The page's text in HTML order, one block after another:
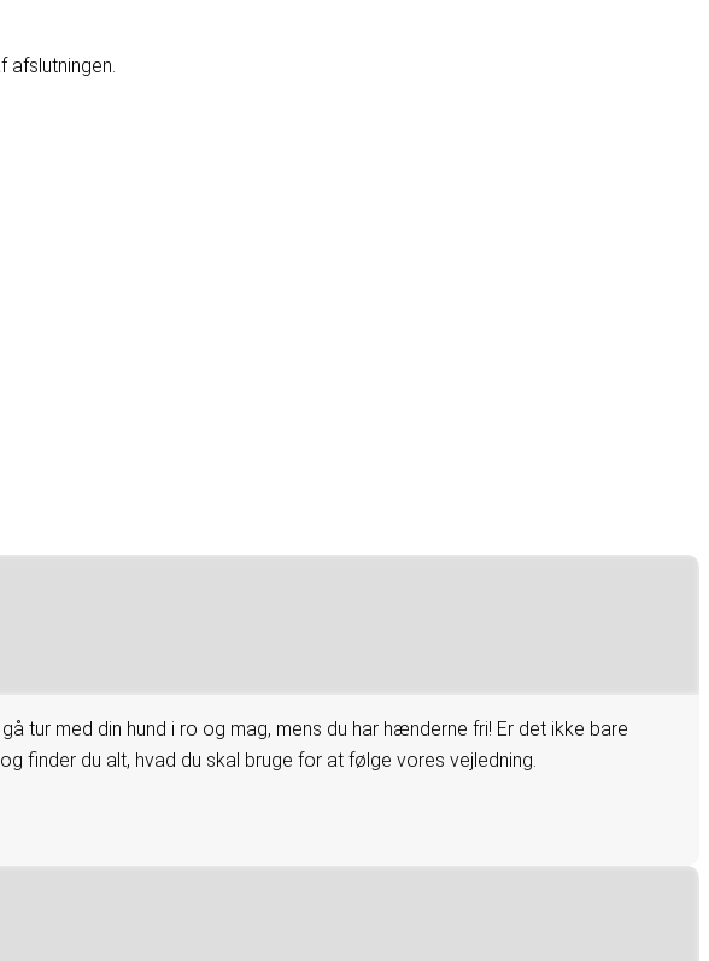
afslutningen.
tur med din hund i ro og mag, mens du har hænderne fri! Er det ikke bare
finder du alt, hvad du skal bruge for at følge vores vejledning.